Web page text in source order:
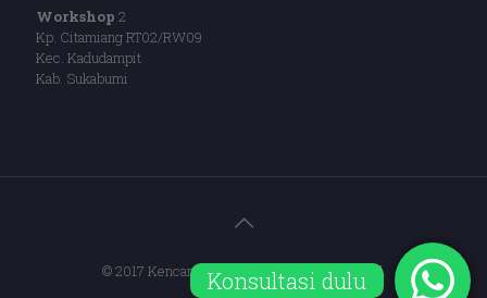
Workshop 2
Kp. Citamiang RT02/RW09
Kec. Kadudampit
Kab. Sukabumi
© 2017 Kencana Canopy. All Rights Reserved.
Konsultasi dulu